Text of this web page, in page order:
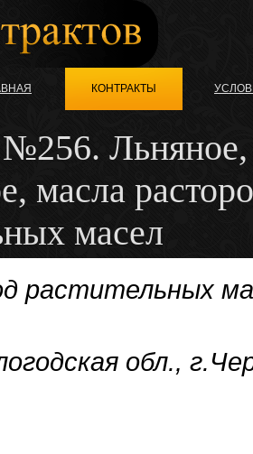
КОНТРАКТЫ
Льняное,
масла
масел
растительных
обл.,